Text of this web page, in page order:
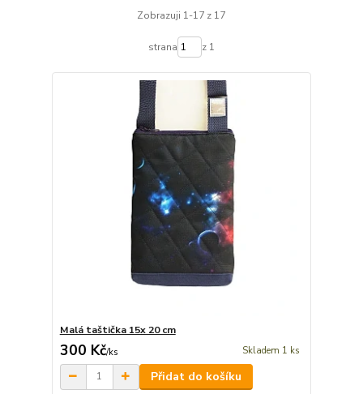
Zobrazuji 1-17 z 17
strana z 1
Malá taštička 15x 20 cm
300 Kč/ks Skladem 1 ks
Přidat do košíku